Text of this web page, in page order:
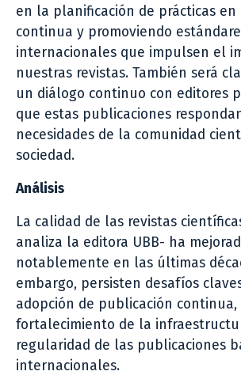
en la planificación de prácticas en
continua y promoviendo
internacionales que impulsen el
nuestras revistas. También será
un diálogo continuo con editores
que estas publicaciones
necesidades de la comunidad
sociedad.
Análisis
La calidad de las revistas
analiza la editora UBB- ha
notablemente en las últimas
embargo, persisten desafíos
adopción de publicación
fortalecimiento de la
regularidad de las publicaciones
internacionales.